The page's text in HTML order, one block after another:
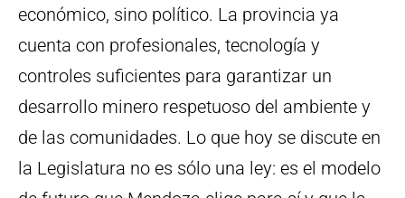
económico, sino político. La provincia ya
cuenta con profesionales, tecnología y
controles suficientes para garantizar un
desarrollo minero respetuoso del ambiente y
de las comunidades. Lo que hoy se discute en
la Legislatura no es sólo una ley: es el modelo